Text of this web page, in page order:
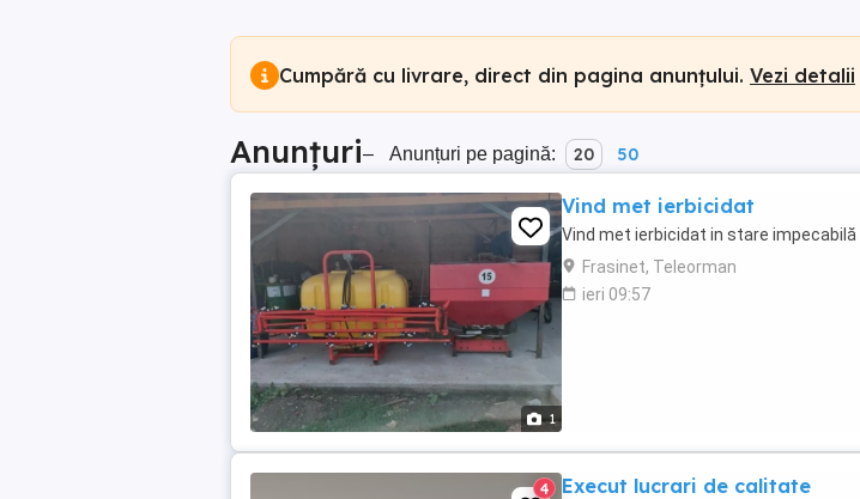
Cumpără cu livrare, direct din pagina anunțului. Vezi detalii
Anunțuri– Anunțuri pe pagină: 20 50
1
Vind met ierbicidat
Vind met ierbicidat in stare impecabilă
Frasinet, Teleorman
ieri 09:57
4 Execut lucrari de calitate